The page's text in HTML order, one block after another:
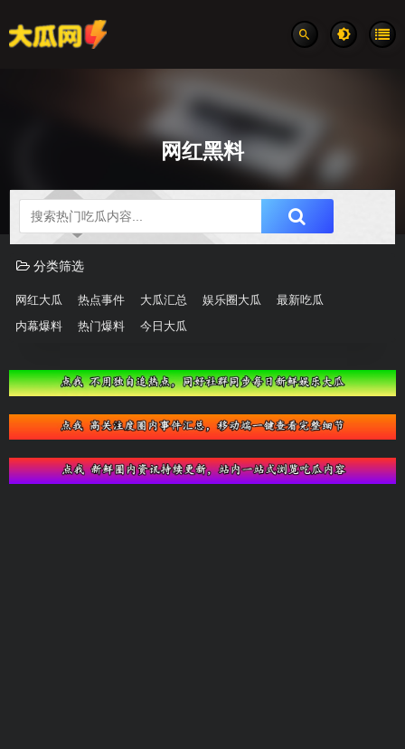
网红黑料
吃瓜分类速览
分类筛选
网红大瓜 热点事件 大瓜汇总 娱乐圈大瓜 最新吃瓜
内幕爆料 热门爆料 今日大瓜